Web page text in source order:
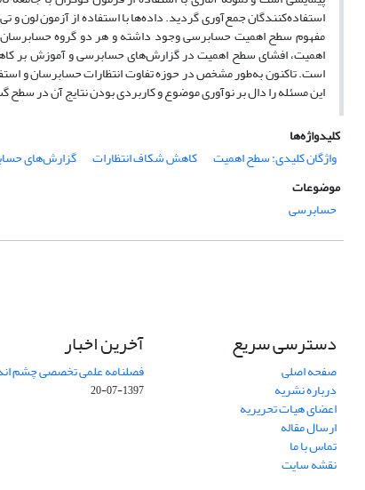
استفاده‌کنندگان جمع‌آوری گردید. داده‌ها با استفاده از آزمون لون
مفهوم سطح اهمیت حسابرسی وجود داشته و هر دو گروه حسابرسان
اهمیت، افشای سطح اهمیت در گزارش‌های حسابرسی و آموزش بر
است. تاکنون به‌طور مشخص در حوزه تفاوت انتظارات حسابرسان و
این مسئله را دال بر نوآوری موضوع و کاربردی بودن نتایج آن در
کلیدواژه‌ها
واژگان کلیدی: سطح اهمیت
کاهش شکاف انتظارات گزارش‌های
موضوعات
حسابرسی
دسترسی سریع
صفحه اصلی
درباره نشریه
اعضای هیات تحریریه
ارسال مقاله
تماس با ما
نقشه سایت
آخرین اخبار
فصلنامه علمی تخصصی چشم
1397-07-20